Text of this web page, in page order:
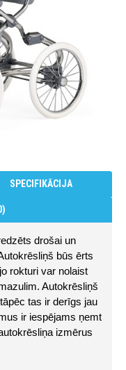
SPECIFIKĀCIJA
drošai un
būs ērts
rokturi var nolaist
Autokrēsliņš
tas ir derīgs jau
ir iespējams ņemt
izmērus